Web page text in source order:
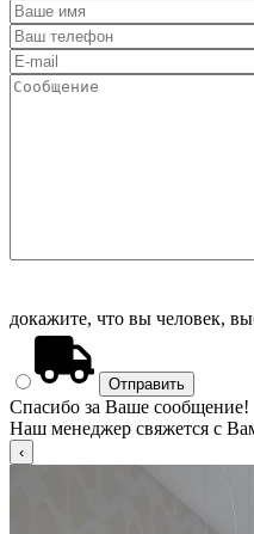
докажите, что вы человек,
Спасибо за Ваше сообщение!
Наш менеджер свяжется с